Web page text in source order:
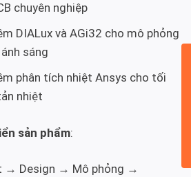
chuyên nghiệp
DIALux và AGi32 cho mô phỏng
sáng
phân tích nhiệt Ansys cho tối
nhiệt
sản phẩm:
→ Design → Mô phỏng →